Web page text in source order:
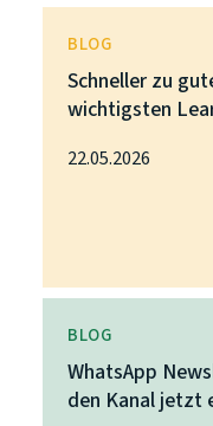
BLOG
Schneller zu
wichtigsten
22.05.2026
BLOG
WhatsApp
den Kanal jetzt